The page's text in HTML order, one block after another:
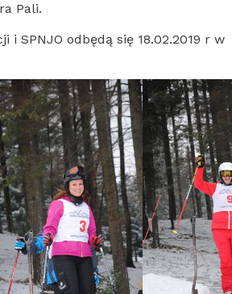
Pali.
SPNJO odbędą się 18.02.2019 r w